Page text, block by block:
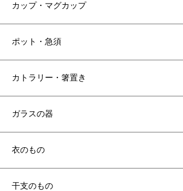
カップ・マグカップ
ポット・急須
カトラリー・箸置き
ガラスの器
衣のもの
干支のもの